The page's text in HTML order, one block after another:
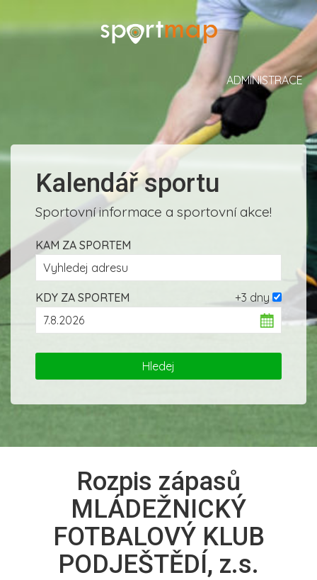
ADMINISTRACE
Kalendář sportu
Sportovní informace a sportovní akce!
KAM ZA SPORTEM
+3 dny
KDY ZA SPORTEM
Rozpis zápasů
MLÁDEŽNICKÝ
FOTBALOVÝ KLUB
PODJEŠTĚDÍ, z.s.